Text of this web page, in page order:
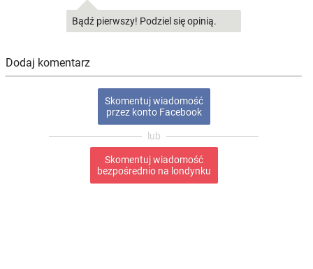
Bądź pierwszy! Podziel się opinią.
Dodaj komentarz
Skomentuj wiadomość
przez konto Facebook
Skomentuj wiadomość
bezpośrednio na londynku